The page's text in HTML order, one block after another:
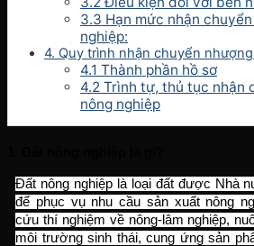
3.3 Hạn mức nhận
nghiệp:
4. Quy trình nhận chuyển
4.1 Thành phần hồ sơ
4.2 Trình tự, thủ tục nhận
nông nghiệp
Đất nông nghiệp là loại đất được Nhà
để phục vụ nhu cầu sản xuất nông
cứu thí nghiệm về nông-lâm nghiệp,
môi trường sinh thái, cung ứng sản